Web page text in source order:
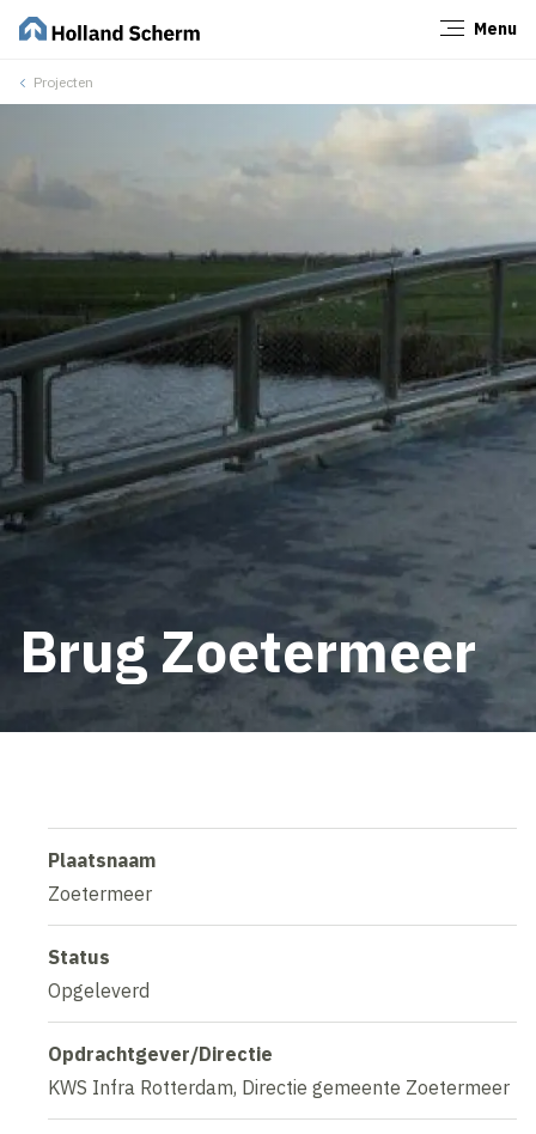
Menu
Projecten
Brug Zoetermeer
Plaatsnaam
Zoetermeer
Status
Opgeleverd
Opdrachtgever/Directie
KWS Infra Rotterdam, Directie gemeente Zoetermeer
Sluiten